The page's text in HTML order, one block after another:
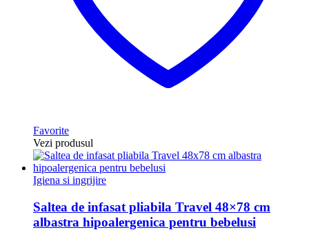
Favorite
Vezi produsul
Igiena si ingrijire
Saltea de infasat pliabila Travel 48×78 cm
albastra hipoalergenica pentru bebelusi